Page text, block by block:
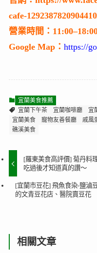
cafe-
營業時間：
Google Map： https://
宜蘭美食推薦
宜蘭下午茶
宜蘭咖啡廳 宜
宜蘭美食
寵物友善餐廳 戚風
礁溪美食
[羅東美食高評價] 菊丹料
吃過後才知道真的讚～
[宜蘭市豆花] 飛魚食染-鹽滷
的文青豆花店、醫院賣豆花
相關文章